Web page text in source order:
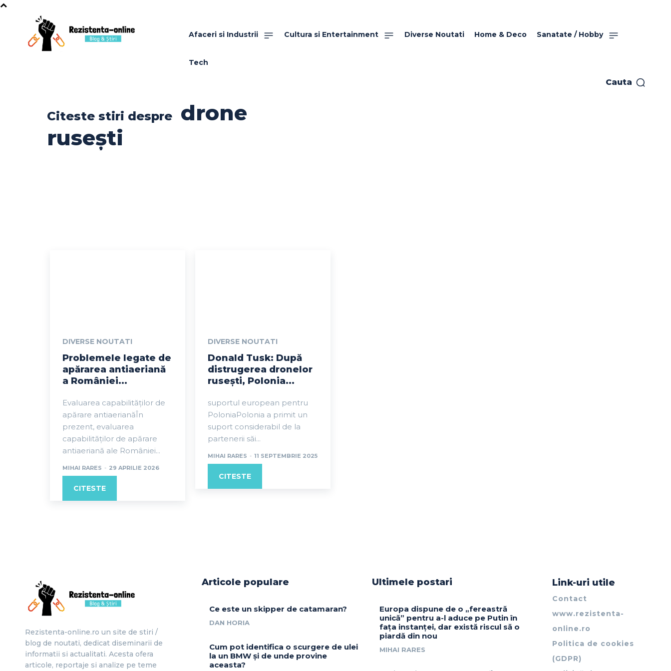
Afaceri si Industrii Cultura si Entertainment Diverse Noutati Home & Deco Sanatate / Hobby
Tech
Cauta
Citeste stiri despre
drone
rusești
DIVERSE NOUTATI
Problemele legate de
apărarea antiaeriană
a României...
Evaluarea capabilităților de
apărare antiaerianăÎn
prezent, evaluarea
capabilităților de apărare
antiaeriană ale României...
MIHAI RARES - 29 APRILIE 2026
CITESTE
DIVERSE NOUTATI
Donald Tusk: După
distrugerea dronelor
rusești, Polonia...
suportul european pentru
PoloniaPolonia a primit un
suport considerabil de la
partenerii săi...
MIHAI RARES - 11 SEPTEMBRIE 2025
CITESTE
Rezistenta-online.ro un site de stiri /
blog de noutati, dedicat diseminarii de
informatii si actualitati. Acesta ofera
articole, reportaje si analize pe teme
Articole populare
Ce este un skipper de catamaran?
DAN HORIA
Cum pot identifica o scurgere de ulei
la un BMW și de unde provine
aceasta?
Ultimele postari
Europa dispune de o „fereastră
unică” pentru a-l aduce pe Putin în
fața instanței, dar există riscul să o
piardă din nou
MIHAI RARES
Link-uri utile
Contact
www.rezistenta-
online.ro
Politica de cookies
(GDPR)